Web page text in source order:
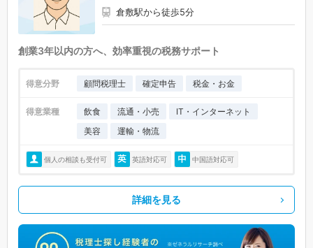
倉敷駅から徒歩5分
創業3年以内の方へ、効率重視の税務サポート
得意分野 顧問税理士 確定申告 税金・お金
得意業種 飲食 流通・小売
IT・インターネット
美容
運輸・物流
個人の相談も受付可 英語対応可 中国語対応可
詳細を見る